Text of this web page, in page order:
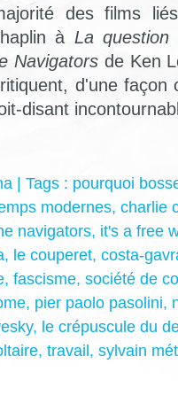
des films
à La question
Navigators de Ken
d'une façon
disant
| Tags : pourquoi
modernes, charlie
navigators, it's a free
, le couperet, costa-
, fascisme, société de
, pier paolo pasolini,
, le crépuscule du
, travail, sylvain